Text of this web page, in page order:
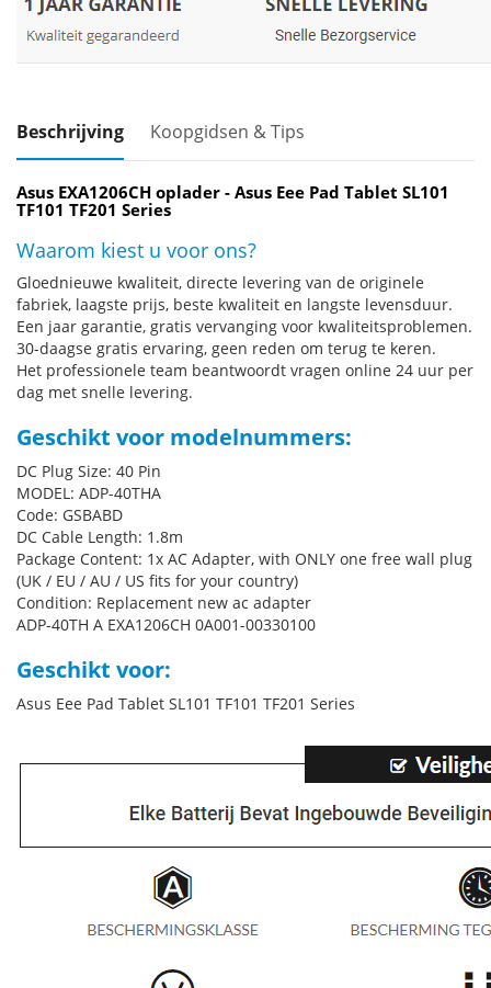
Beschrijving Koopgidsen & Tips
Asus EXA1206CH oplader - Asus Eee Pad Tablet SL101
TF101 TF201 Series
Waarom kiest u voor ons?
Gloednieuwe kwaliteit, directe levering van de originele
fabriek, laagste prijs, beste kwaliteit en langste levensduur.
Een jaar garantie, gratis vervanging voor kwaliteitsproblemen.
30-daagse gratis ervaring, geen reden om terug te keren.
Het professionele team beantwoordt vragen online 24 uur per
dag met snelle levering.
Geschikt voor modelnummers:
DC Plug Size: 40 Pin
MODEL: ADP-40THA
Code: GSBABD
DC Cable Length: 1.8m
Package Content: 1x AC Adapter, with ONLY one free wall plug
(UK / EU / AU / US fits for your country)
Condition: Replacement new ac adapter
ADP-40TH A EXA1206CH 0A001-00330100
Geschikt voor:
Asus Eee Pad Tablet SL101 TF101 TF201 Series